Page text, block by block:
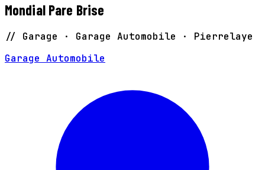
Mondial Pare Brise
// Garage · Garage Automobile · Pierrelaye
Garage Automobile